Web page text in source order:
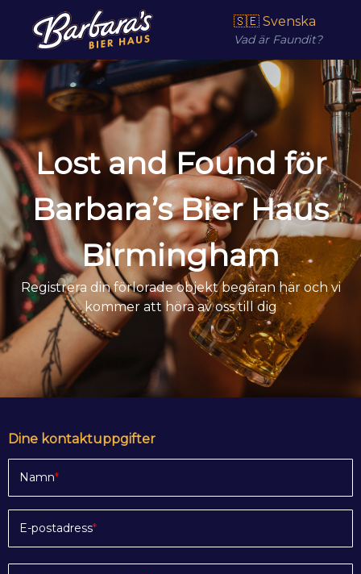
🇸🇪 Svenska
Vad är Faundit?
Lost and Found för
Barbara’s Bier Haus
Birmingham
Registrera din förlorade objekt begäran här och vi
kommer att höra av oss till dig
Dine kontaktuppgifter
Namn
E-postadress